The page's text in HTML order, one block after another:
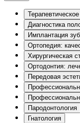
Диагностика
Имплантация
Ортопедия:
Хирургическая
Ортодонтия:
Передовая
Пародонтология
Гнатология